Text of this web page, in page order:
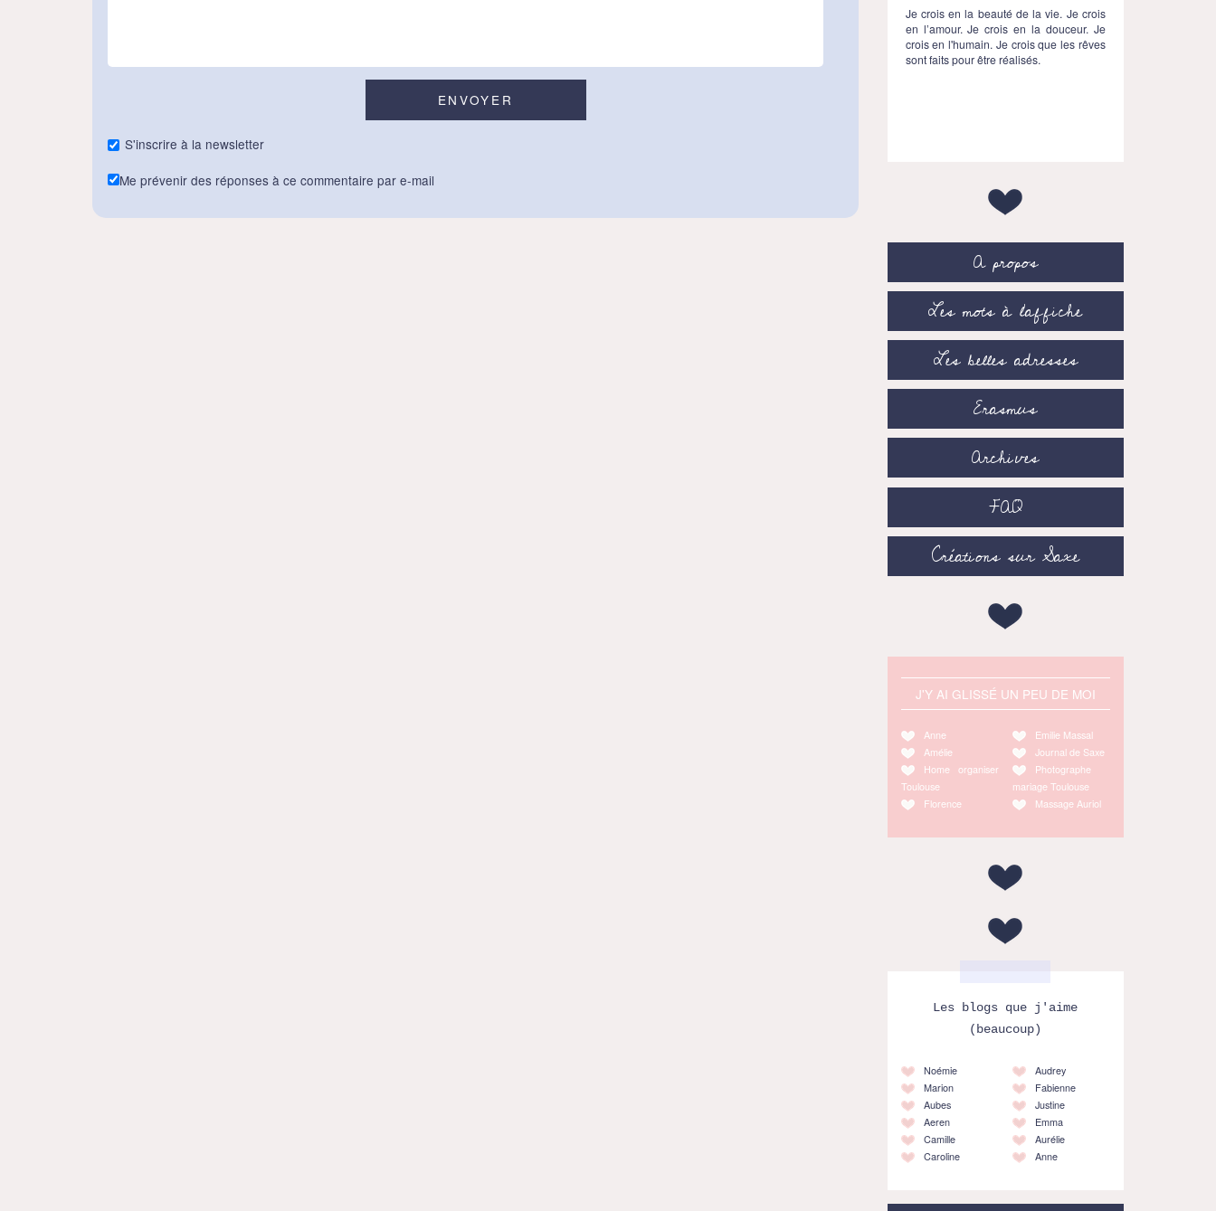
S'inscrire à la newsletter
Me prévenir des réponses à ce commentaire par e-mail
Je crois en la beauté de la vie. Je crois
en l’amour. Je crois en la douceur. Je
crois en l'humain. Je crois que les rêves
sont faits pour être réalisés.
A propos
Les mots à l’affiche
Les belles adresses
Erasmus
Archives
FAQ
Créations sur Saxe
J'Y AI GLISSÉ UN PEU DE MOI
Anne
Amélie
Home organiser
Toulouse
Florence
Emilie Massal
Journal de Saxe
Photographe
mariage Toulouse
Massage Auriol
Les blogs que j'aime
(beaucoup)
Noémie
Marion
Aubes
Aeren
Camille
Caroline
Audrey
Fabienne
Justine
Emma
Aurélie
Anne